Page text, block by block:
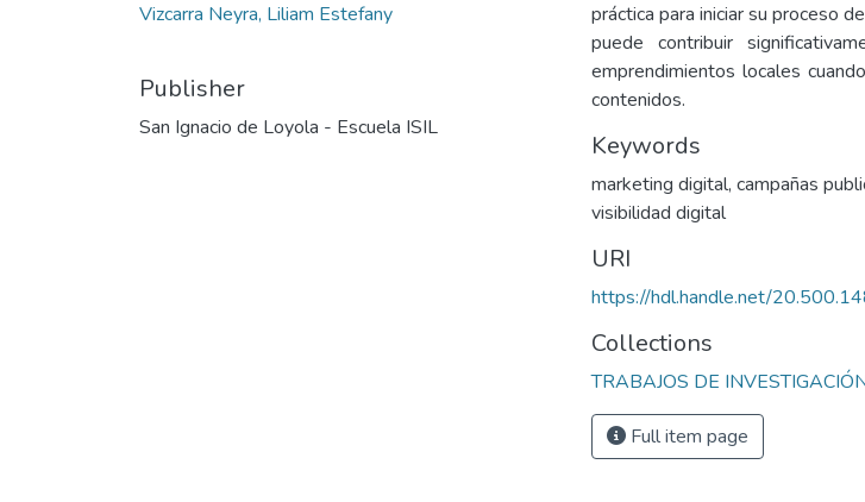
Vizcarra Neyra, Liliam Estefany
Publisher
San Ignacio de Loyola - Escuela ISIL
práctica para iniciar su proceso
puede contribuir
emprendimientos locales
contenidos.
Keywords
marketing digital, campañas
visibilidad digital
URI
https://hdl.handle.net/
Collections
TRABAJOS DE
Full item page